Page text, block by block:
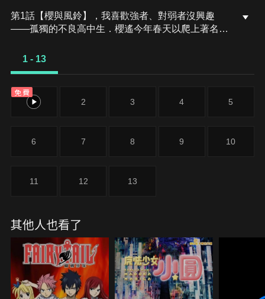
第1話【櫻與風鈴】，我喜歡強者、對弱者沒興趣
――孤獨的不良高中生．櫻遙今年春天以爬上著名的
面」來到了這裡。櫻在商店街幫助了被一群混混糾纏
目的後，琴葉表示「你是不可能爬上頂點的」。櫻雖
然不由自主地感到憤怒，但隨後發生的事態，使他了
1 - 13
免費
1 2 3 4 5
6 7 8 9 10
11 12 13
其他人也看了